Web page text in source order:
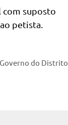
com suposto
petista.
Governo do Distrito